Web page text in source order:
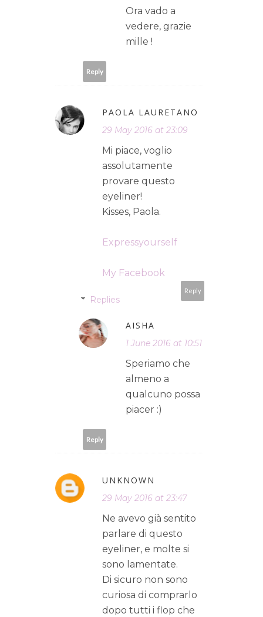
Ora vado a
vedere, grazie
mille !
Reply
PAOLA LAURETANO
29 May 2016 at 23:09
Mi piace, voglio
assolutamente
provare questo
eyeliner!
Kisses, Paola.
Expressyourself
My Facebook
Reply
Replies
AISHA
1 June 2016 at 10:51
Speriamo che
almeno a
qualcuno possa
piacer :)
Reply
UNKNOWN
29 May 2016 at 23:47
Ne avevo già sentito
parlare di questo
eyeliner, e molte si
sono lamentate.
Di sicuro non sono
curiosa di comprarlo
dopo tutti i flop che